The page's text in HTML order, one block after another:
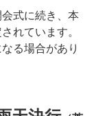
式に続き、本
れています。
る場合があり